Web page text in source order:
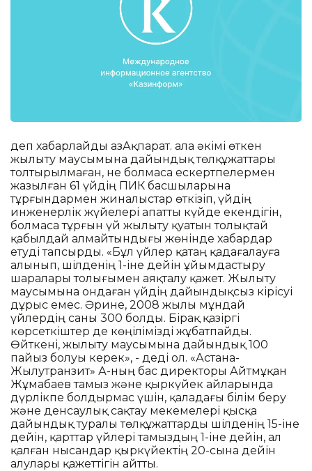
деп хабарлайды ҚазАқпарат. Қала әкімі өткен
жылыту маусымына дайындық төлқұжаттары
толтырылмаған, не болмаса ескертпелермен
жазылған 61 үйдің ПИК басшыларына
тұрғындармен жиналыстар өткізіп, үйдің
инженерлік жүйелері апатты күйде екендігін,
болмаса тұрғын үй жылыту қуатын толықтай
қабылдай алмайтындығы жөнінде хабардар
етуді тапсырды. «Бұл үйлер қатаң қадағалауға
алынып, шілденің 1-іне дейін ұйымдастыру
шаралары толығымен аяқталу қажет. Жылыту
маусымына ондаған үйдің дайындықсыз кірісуі
дұрыс емес. Әрине, 2008 жылы мұндай
үйлердің саны 300 болды. Бірақ қазіргі
көрсеткіштер де көңілімізді жұбатпайды.
Өйткені, жылыту маусымына дайындық 100
пайыз болуы керек», - деді ол. «Астана-
Жылутранзит» АҚ-ның бас директоры Айтмұқан
Жұмабаев тамыз және қыркүйек айларында
дүрлікпе болдырмас үшін, қаладағы білім беру
және денсаулық сақтау мекемелері қысқа
дайындық туралы төлқұжаттарды шілденің 15-іне
дейін, қарттар үйлері тамыздың 1-іне дейін, ал
қалған нысандар қыркүйектің 20-сына дейін
алулары қажеттігін айтты.